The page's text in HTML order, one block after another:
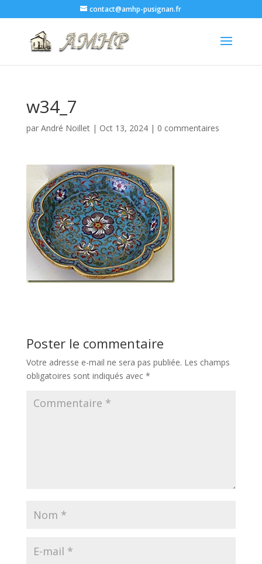
contact@amhp-pusignan.fr
w34_7
par André Noillet| Oct 13, 2024| 0 commentaires
Poster le commentaire
Votre adresse e-mail ne sera pas publiée. Les champs
obligatoires sont indiqués avec *